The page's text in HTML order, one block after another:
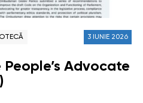
3 IUNIE 2026
Advocate